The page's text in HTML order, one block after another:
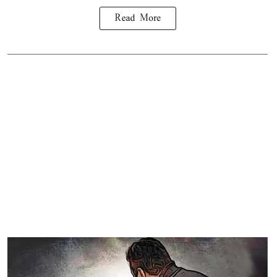
Read More